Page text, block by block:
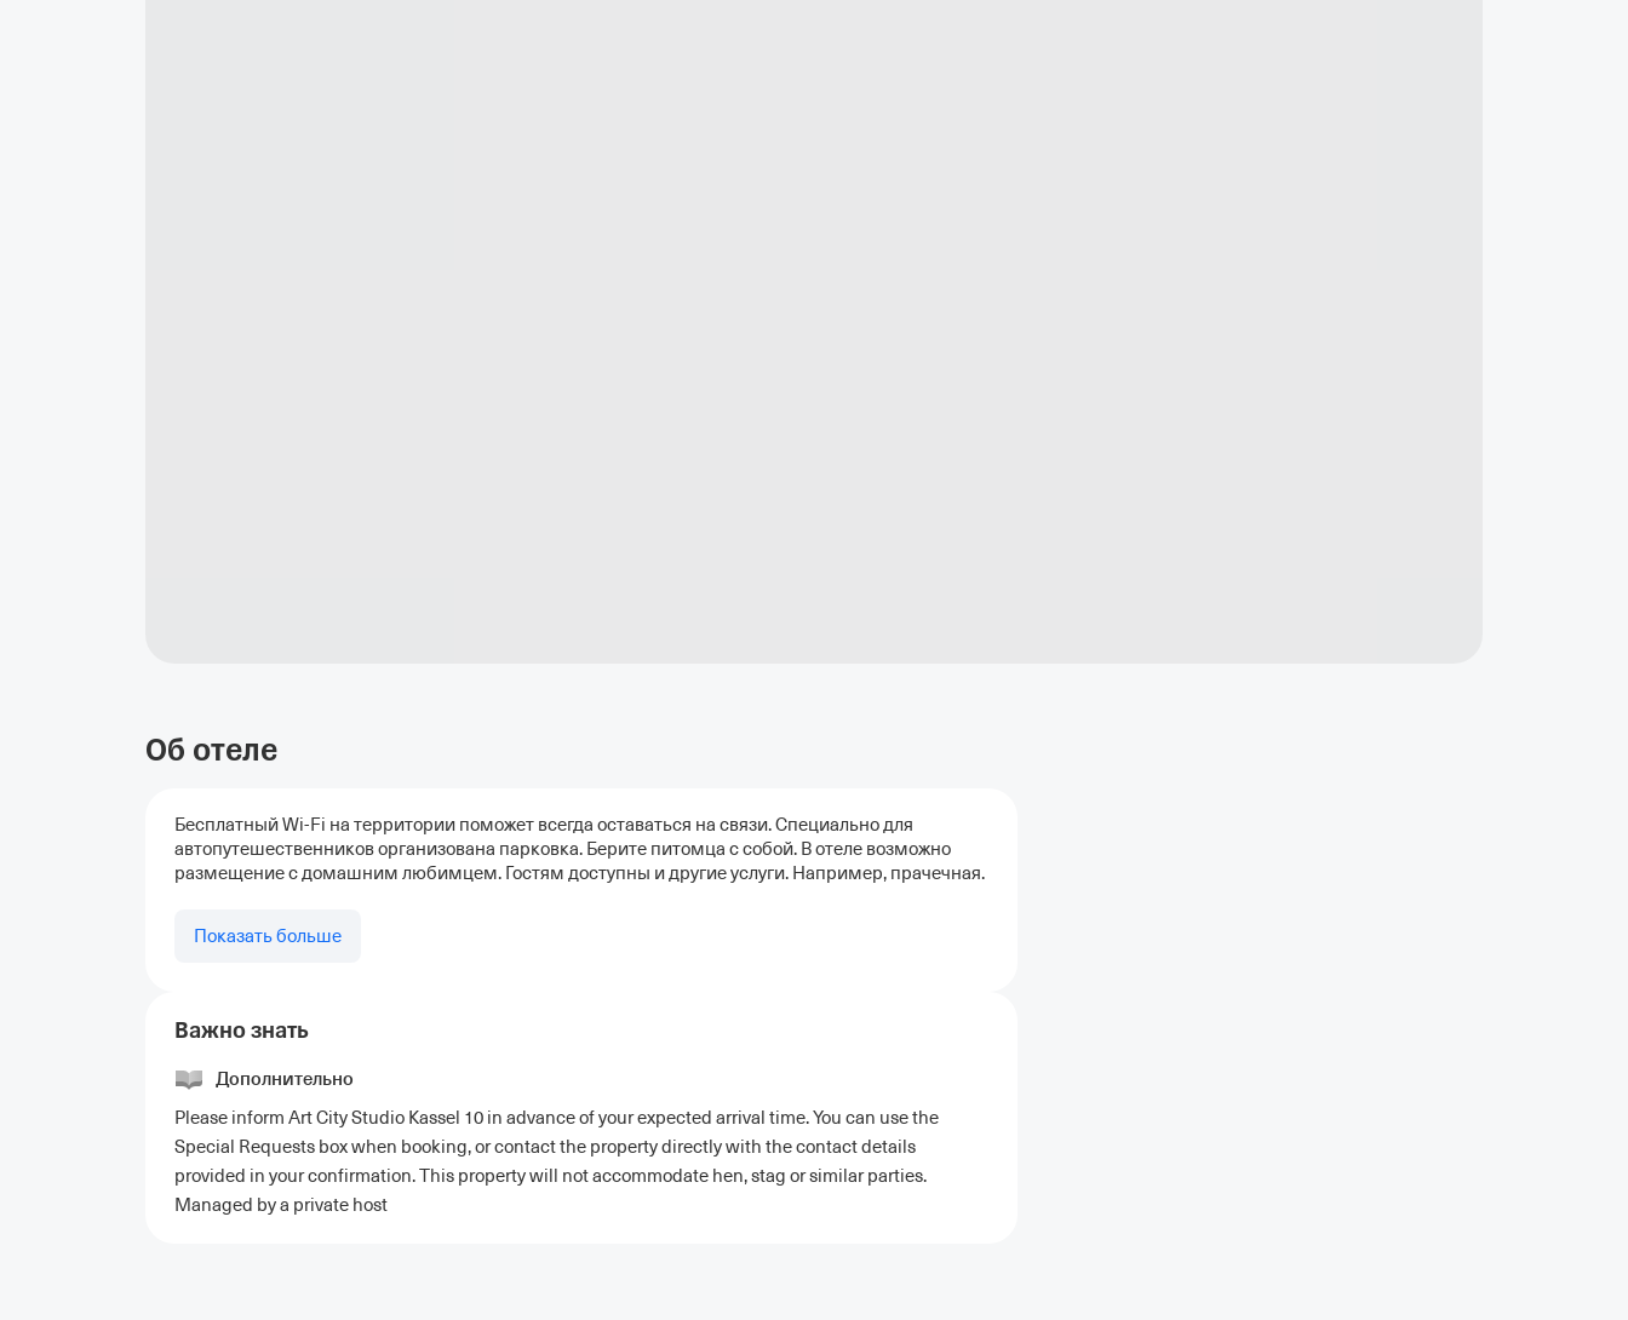
Об отеле
Бесплатный Wi-Fi на территории поможет всегда оставаться на связи. Специально для
автопутешественников организована парковка. Берите питомца с собой. В отеле возможно
размещение с домашним любимцем. Гостям доступны и другие услуги. Например, прачечная.
Показать больше
Важно знать
Дополнительно
Please inform Art City Studio Kassel 10 in advance of your expected arrival time. You can use the
Special Requests box when booking, or contact the property directly with the contact details
provided in your confirmation. This property will not accommodate hen, stag or similar parties.
Managed by a private host